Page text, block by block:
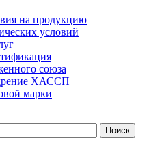
на продукцию
условий
союза
ХАССП
марки